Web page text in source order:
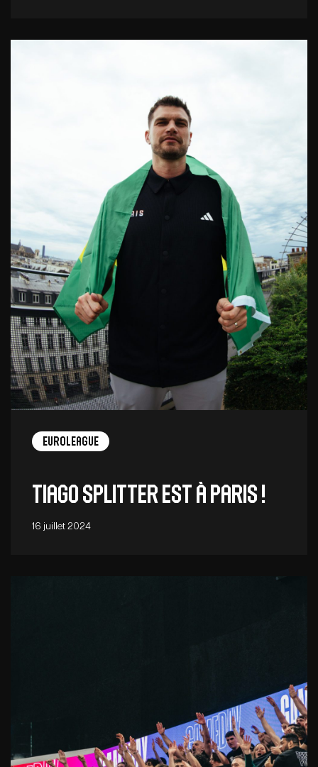
EuroLeague
Tiago Splitter EST À PARIS !
16 juillet 2024